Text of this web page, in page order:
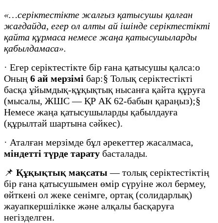
«…серіктестікте жалғыз қатысушы қалған
жағдайда, егер ол алты ай ішінде серіктестікті
қайта құрмаса немесе жаңа қатысушыларды
қабылдамаса».
· Егер серіктестікте бір ғана қатысушы қалса:o
Оның 6 ай мерзімі бар:§ Толық серіктестікті
басқа ұйымдық-құқықтық нысанға қайта құруға
(мысалы, ЖШС — ҚР АК 62-бабын қараңыз);§
Немесе жаңа қатысушыларды қабылдауға
(құрылтай шартына сәйкес).
· Аталған мерзімде бұл әрекеттер жасалмаса,
міндетті түрде тарату басталады.
📌 Құқықтық мақсаты — толық серіктестіктің
бір ғана қатысушымен өмір сүруіне жол бермеу,
өйткені ол жеке сенімге, ортақ (солидарлық)
жауапкершілікке және алқалы басқаруға
негізделген.